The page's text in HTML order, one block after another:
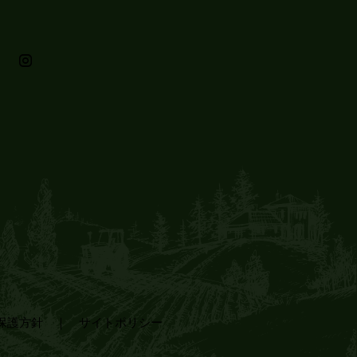
護方針 サイトポリシー